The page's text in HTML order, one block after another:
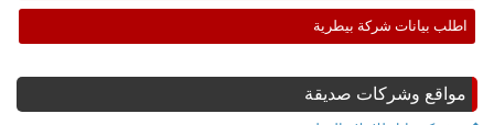
اطلب بيانات شركة بيطرية
مواقع وشركات صديقة